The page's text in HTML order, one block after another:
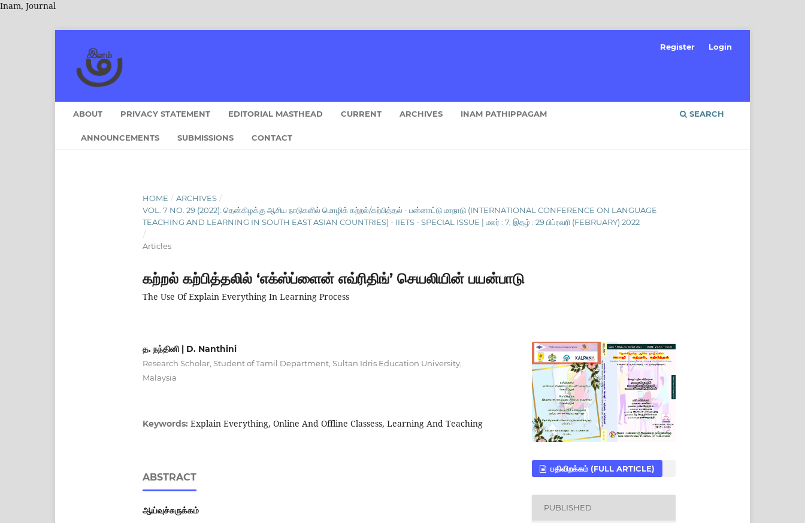
Inam, Journal
ABOUT PRIVACY STATEMENT EDITORIAL MASTHEAD CURRENT ARCHIVES INAM PATHIPPAGAM
ANNOUNCEMENTS SUBMISSIONS CONTACT
SEARCH
Register Login
HOME / ARCHIVES /
VOL. 7 NO. 29 (2022): தென்கிழக்கு ஆசிய நாடுகளில் மொழிக் கற்றல்/கற்பித்தல் - பன்னாட்டு மாநாடு (INTERNATIONAL CONFERENCE ON LANGUAGE
TEACHING AND LEARNING IN SOUTH EAST ASIAN COUNTRIES) - IIETS - SPECIAL ISSUE | மலர் : 7, இதழ் : 29 பிப்ரவரி (FEBRUARY) 2022
/
Articles
கற்றல் கற்பித்தலில் ‘எக்ஸ்ப்ளைன் எவ்ரிதிங்’ செயலியின் பயன்பாடு
The Use Of Explain Everything In Learning Process
த. நந்தினி | D. Nanthini
Research Scholar, Student of Tamil Department, Sultan Idris Education University,
Malaysia
Keywords: Explain Everything, Online And Offline Classess, Learning And Teaching
ABSTRACT
ஆய்வுச்சுருக்கம்
பதிவிறக்கம் (FULL ARTICLE)
PUBLISHED